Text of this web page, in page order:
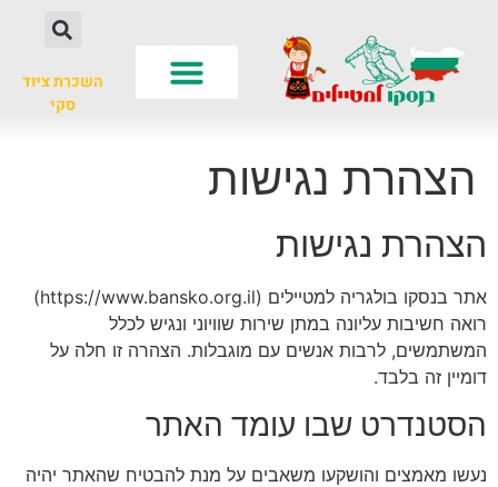
השכרת ציוד
סקי
הצהרת נגישות
הצהרת נגישות
אתר בנסקו בולגריה למטיילים (https://www.bansko.org.il)
רואה חשיבות עליונה במתן שירות שוויוני ונגיש לכלל
המשתמשים, לרבות אנשים עם מוגבלות. הצהרה זו חלה על
דומיין זה בלבד.
הסטנדרט שבו עומד האתר
נעשו מאמצים והושקעו משאבים על מנת להבטיח שהאתר יהיה